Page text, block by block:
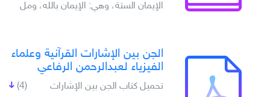
الإيمان الستة، وهي: الإيمان بالله، ومل
الجن بين الإشارات القرآنية وعلماء
الفيزياء لعبدالرحمن الرفاعي
(4)
تحميل كتاب الجن بين الإشارات